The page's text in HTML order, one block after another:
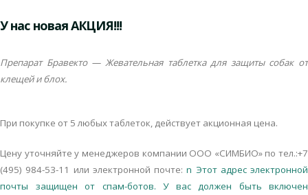
У нас новая АКЦИЯ!!!
Препарат Бравекто — Жевательная таблетка для защиты собак от
клещей и блох.
При покупке от 5 любых таблеток, действует акционная цена.
Цену уточняйте у менеджеров компании ООО «СИМБИО» по тел.:+7
(495) 984-53-11 или электронной почте:n Этот адрес электронной
почты защищен от спам-ботов. У вас должен быть включен